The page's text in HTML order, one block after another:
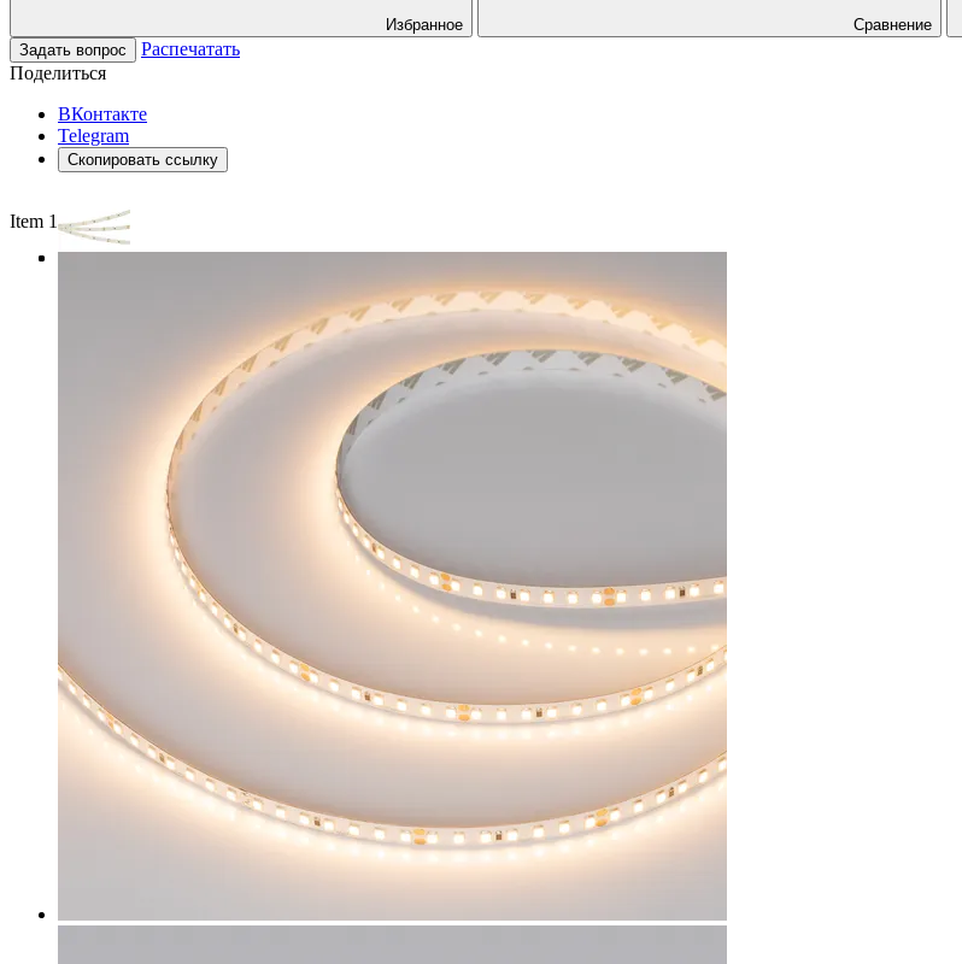
Избранное Сравнение
Задать вопрос
Распечатать
Поделиться
ВКонтакте
Telegram
Скопировать ссылку
Item 1 of 3